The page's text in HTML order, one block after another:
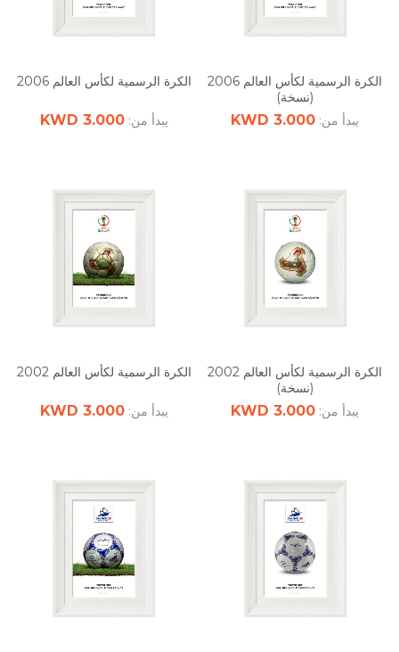
الكرة الرسمية لكأس العالم 2006
(نسخة)
يبدأ من: 3.000 KWD
الكرة الرسمية لكأس العالم 2006
يبدأ من:3.000 KWD
الكرة الرسمية لكأس العالم 2002
(نسخة)
يبدأ من: 3.000 KWD
الكرة الرسمية لكأس العالم 2002
يبدأ من:3.000 KWD